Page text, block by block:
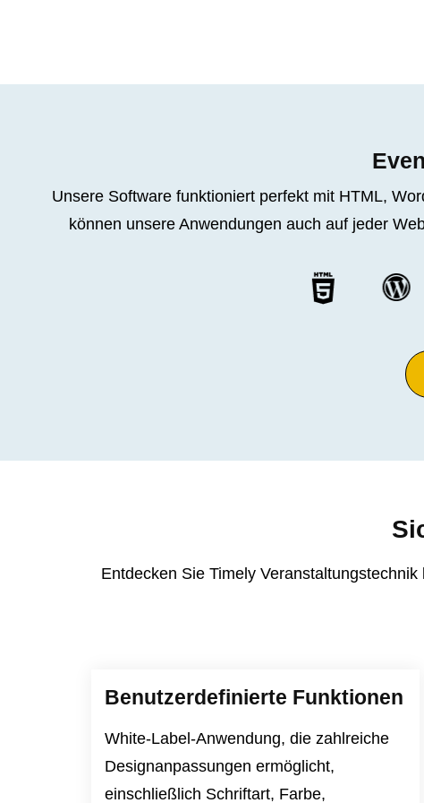
Unsere Software funktioniert perfekt mit HTML,
können unsere Anwendungen auch auf jeder
Entdecken Sie Timely
Benutzerdefinierte Funktionen
White-Label-Anwendung, die zahlreiche
Designanpassungen ermöglicht,
einschließlich Schriftart, Farbe,